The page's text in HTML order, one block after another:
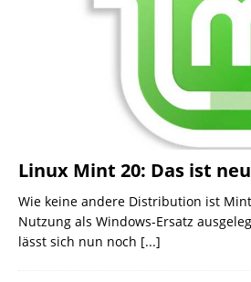
Linux Mint 20: Das ist neu
Wie keine andere Distribution ist
Nutzung als Windows-Ersatz
lässt sich nun noch [...]